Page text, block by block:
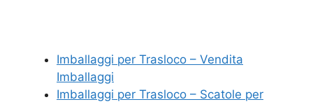
Imballaggi per Trasloco – Vendita
Imballaggi
Imballaggi per Trasloco – Scatole per